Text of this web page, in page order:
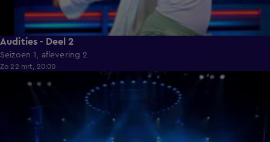
Audities - Deel 2
Seizoen 1, aflevering 2
Zo 22 mrt, 20:00